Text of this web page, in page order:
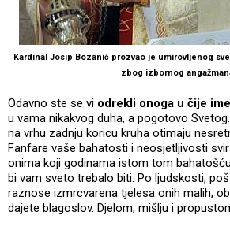
Kardinal Josip Bozanić prozvao je umirovljenog
zbog izbornog
Odavno ste se vi odrekli onoga u čije
u vama nikakvog duha, a pogotovo
na vrhu zadnju koricu kruha otimaju
Fanfare vaše bahatosti i neosjetljivosti
onima koji godinama istom tom
bi vam sveto trebalo biti. Po ljudskosti,
raznose izmrcvarena tjelesa onih malih,
dajete blagoslov. Djelom, mišlju i